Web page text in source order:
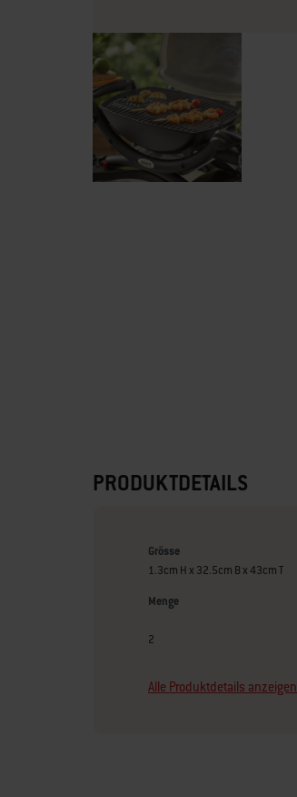
PRODUKTDETAILS
Grösse
1.3cm H x 32.5cm B x 43cm T
Menge
2
Alle Produktdetails anzeigen